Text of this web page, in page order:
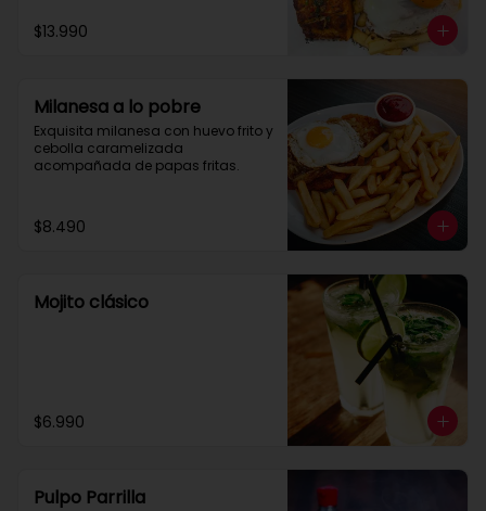
$13.990
Milanesa a lo pobre
Exquisita milanesa con huevo frito y
cebolla caramelizada
acompañada de papas fritas.
$8.490
Mojito clásico
$6.990
Pulpo Parrilla